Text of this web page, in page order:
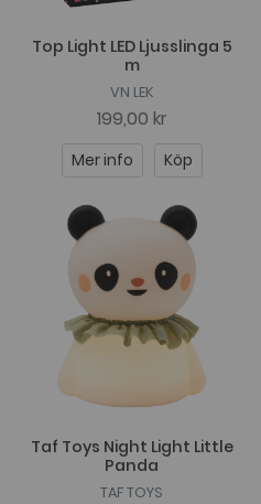
Top Light LED Ljusslinga 5
m
VN LEK
199,00 kr
Mer info Köp
Taf Toys Night Light Little
Panda
TAF TOYS